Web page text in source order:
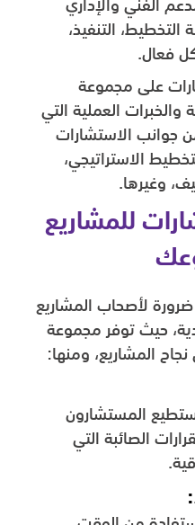
الفني والإداري
التنفيذ،
فعال.
على مجموعة
العملية التي
جوانب الاستشارات
الاستراتيجي،
وغيرها.
للمشاريع
ضرورة لأصحاب المشاريع
حيث توفر مجموعة
المشاريع، ومنها:
المستشارون
الصائبة التي